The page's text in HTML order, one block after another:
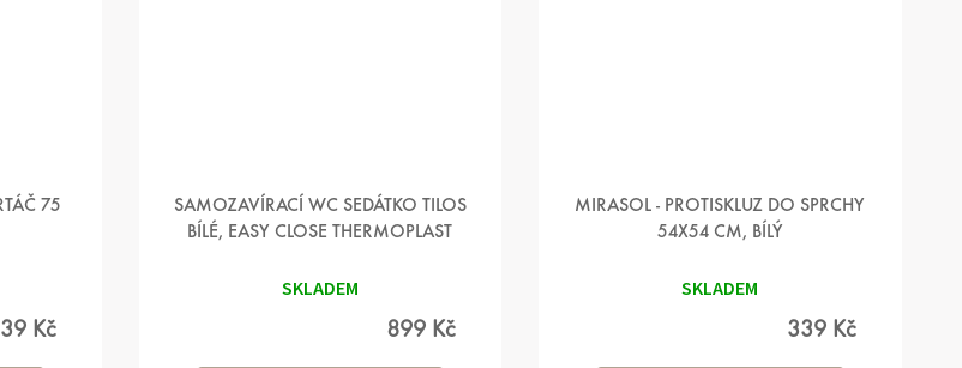
75
Kč
SAMOZAVÍRACÍ WC SEDÁTKO TILOS
BÍLÉ, EASY CLOSE THERMOPLAST
SKLADEM
899 Kč
MIRASOL - PROTISKLUZ DO SPRCHY
54X54 CM, BÍLÝ
SKLADEM
339 Kč